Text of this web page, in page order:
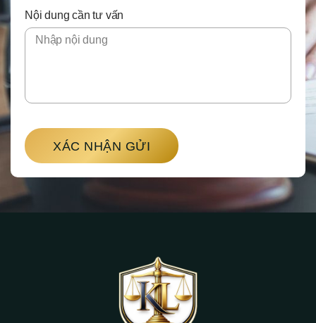
Nội dung cần tư vấn
XÁC NHẬN GỬI